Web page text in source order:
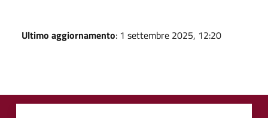
Ultimo aggiornamento: 1 settembre 2025, 12:20